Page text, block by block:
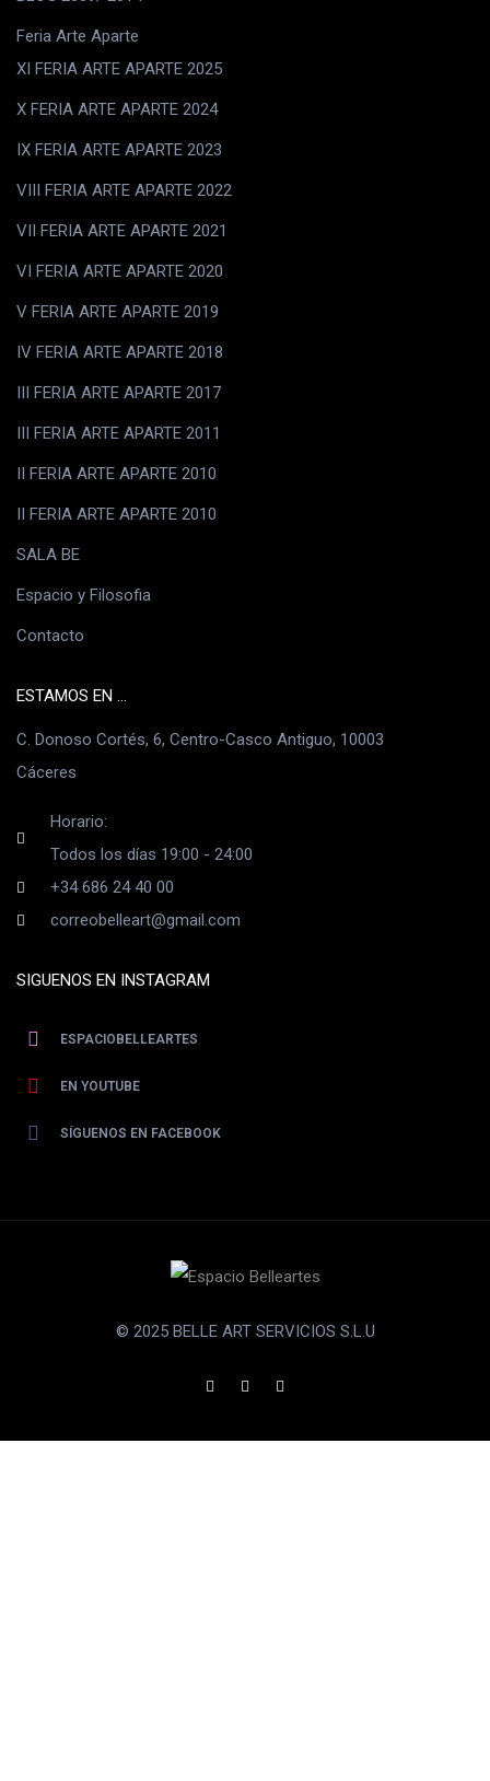
Feria Arte Aparte
XI FERIA ARTE APARTE 2025
X FERIA ARTE APARTE 2024
IX FERIA ARTE APARTE 2023
VIII FERIA ARTE APARTE 2022
VII FERIA ARTE APARTE 2021
VI FERIA ARTE APARTE 2020
V FERIA ARTE APARTE 2019
IV FERIA ARTE APARTE 2018
III FERIA ARTE APARTE 2017
III FERIA ARTE APARTE 2011
II FERIA ARTE APARTE 2010
II FERIA ARTE APARTE 2010
SALA BE
Espacio y Filosofia
Contacto
ESTAMOS EN ...
C. Donoso Cortés, 6, Centro-Casco Antiguo, 10003
Cáceres
Horario:
Todos los días 19:00 - 24:00
+34 686 24 40 00
correobelleart@gmail.com
SIGUENOS EN INSTAGRAM
ESPACIOBELLEARTES
EN YOUTUBE
SÍGUENOS EN FACEBOOK
© 2025 BELLE ART SERVICIOS S.L.U